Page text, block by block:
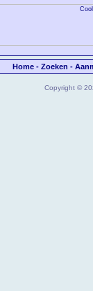
Home- Zoeken -
Copyright ©